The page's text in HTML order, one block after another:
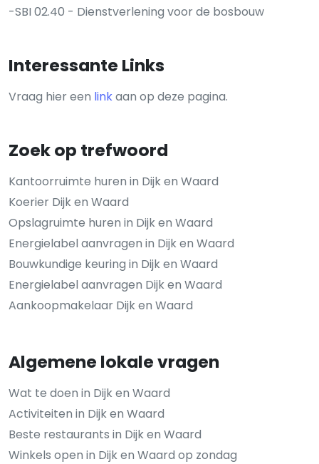
-SBI 02.40 - Dienstverlening voor de bosbouw
Interessante Links
Vraag hier een linkaan op deze pagina.
Zoek op trefwoord
Kantoorruimte huren in Dijk en Waard
Koerier Dijk en Waard
Opslagruimte huren in Dijk en Waard
Energielabel aanvragen in Dijk en Waard
Bouwkundige keuring in Dijk en Waard
Energielabel aanvragen Dijk en Waard
Aankoopmakelaar Dijk en Waard
Algemene lokale vragen
Wat te doen in Dijk en Waard
Activiteiten in Dijk en Waard
Beste restaurants in Dijk en Waard
Winkels open in Dijk en Waard op zondag